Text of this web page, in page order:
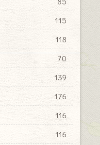
115
118
70
139
176
116
116